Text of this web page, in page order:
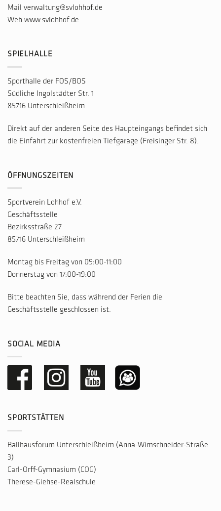
Mail verwaltung@svlohhof.de
Web www.svlohhof.de
SPIELHALLE
Sporthalle der FOS/BOS
Südliche Ingolstädter Str. 1
85716 Unterschleißheim
Direkt auf der anderen Seite des Haupteingangs befindet sich
die Einfahrt zur kostenfreien Tiefgarage (Freisinger Str. 8).
ÖFFNUNGSZEITEN
Sportverein Lohhof e.V.
Geschäftsstelle
Bezirksstraße 27
85716 Unterschleißheim
Montag bis Freitag von 09:00-11:00
Donnerstag von 17:00-19:00
Bitte beachten Sie, dass während der Ferien die
Geschäftsstelle geschlossen ist.
SOCIAL MEDIA
SPORTSTÄTTEN
Ballhausforum Unterschleißheim (Anna-Wimschneider-Straße
3)
Carl-Orff-Gymnasium (COG)
Therese-Giehse-Realschule